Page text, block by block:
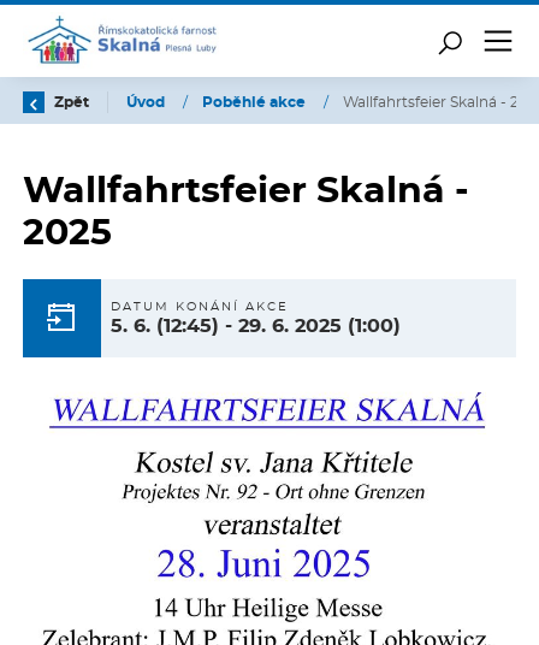
Zpět Úvod / Poběhlé akce / Wallfahrtsfeier Skalná -
Wallfahrtsfeier Skalná -
2025
DATUM KONÁNÍ AKCE
5. 6. (12:45) -29. 6. 2025 (1:00)